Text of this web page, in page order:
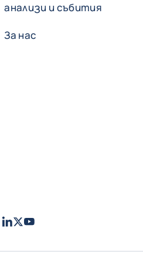
анализи и събития
За нас
LinkedIn
TwitterYoutube